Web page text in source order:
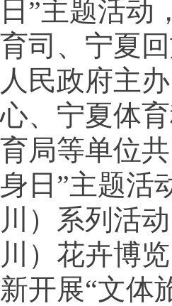
日”主题活动
育司、宁夏
人民政府主
心、宁夏体
育局等单位
身日”主题活
川）系列活
川）花卉博
新开展“文体